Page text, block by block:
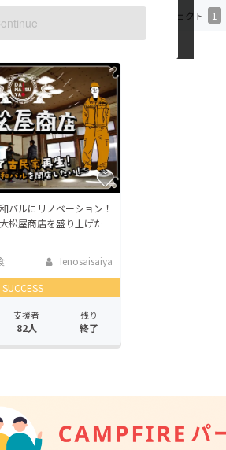
ビジネス・起業
まちづくり・地域活性化
プロジェクト 1
バルにリノベーション！
松屋商店を盛り上げた
Ienosaisaiya
SUCCESS
支援者
82人
残り
終了